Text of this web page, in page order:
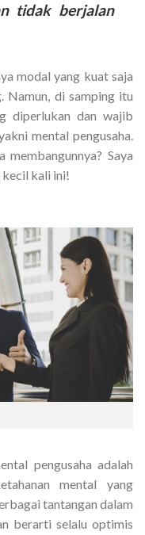
tidak berjalan
modal yang kuat saja
Namun, di samping itu
diperlukan dan wajib
mental pengusaha.
Saya
kecil kali ini!
pengusaha adalah
mental yang
tantangan dalam
berarti selalu optimis